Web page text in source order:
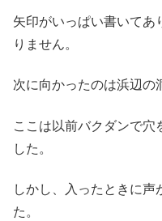
矢印がいっぱい書いてあ
りません。
次に向かったのは浜辺の
ここは以前バクダンで穴
した。
しかし、入ったときに声
た。